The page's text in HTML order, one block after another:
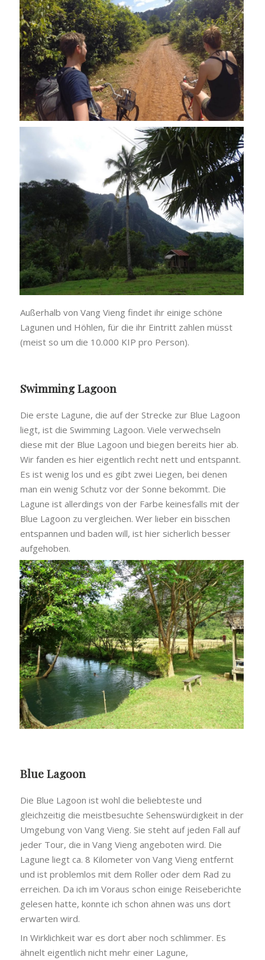
Außerhalb von Vang Vieng findet ihr einige schöne
Lagunen und Höhlen, für die ihr Eintritt zahlen müsst
(meist so um die 10.000 KIP pro Person).
Swimming Lagoon
Die erste Lagune, die auf der Strecke zur Blue Lagoon
liegt, ist die Swimming Lagoon. Viele verwechseln
diese mit der Blue Lagoon und biegen bereits hier ab.
Wir fanden es hier eigentlich recht nett und entspannt.
Es ist wenig los und es gibt zwei Liegen, bei denen
man ein wenig Schutz vor der Sonne bekommt. Die
Lagune ist allerdings von der Farbe keinesfalls mit der
Blue Lagoon zu vergleichen. Wer lieber ein bisschen
entspannen und baden will, ist hier sicherlich besser
aufgehoben.
Blue Lagoon
Die Blue Lagoon ist wohl die beliebteste und
gleichzeitig die meistbesuchte Sehenswürdigkeit in der
Umgebung von Vang Vieng. Sie steht auf jeden Fall auf
jeder Tour, die in Vang Vieng angeboten wird. Die
Lagune liegt ca. 8 Kilometer von Vang Vieng entfernt
und ist problemlos mit dem Roller oder dem Rad zu
erreichen. Da ich im Voraus schon einige Reiseberichte
gelesen hatte, konnte ich schon ahnen was uns dort
erwarten wird.
In Wirklichkeit war es dort aber noch schlimmer. Es
ähnelt eigentlich nicht mehr einer Lagune,